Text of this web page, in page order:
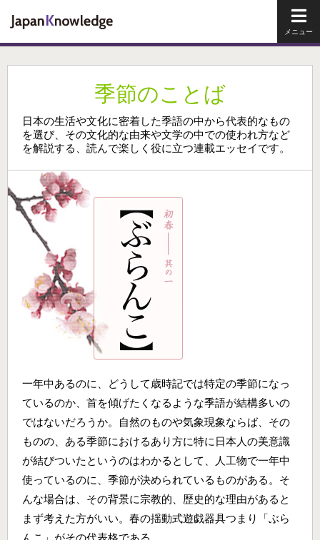
季節のことば
日本の生活や文化に密着した季語の中から代表的なもの
を選び、その文化的な由来や文学の中での使われ方など
を解説する、読んで楽しく役に立つ連載エッセイです。
一年中あるのに、どうして歳時記では特定の季節になっ
ているのか、首を傾げたくなるような季語が結構多いの
ではないだろうか。自然のものや気象現象ならば、その
ものの、ある季節におけるあり方に特に日本人の美意識
が結びついたというのはわかるとして、人工物で一年中
使っているのに、季節が決められているものがある。そ
んな場合は、その背景に宗教的、歴史的な理由があると
まず考えた方がいい。春の揺動式遊戯器具つまり「ぶら
んこ」がその代表格である。